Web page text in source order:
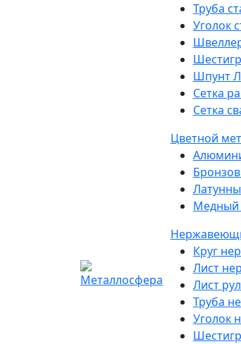
Труба
Уголок
Шпунт
Сетка
Сетка
Цветной
Медный
Круг
Лист
Лист
Труба
Уголок